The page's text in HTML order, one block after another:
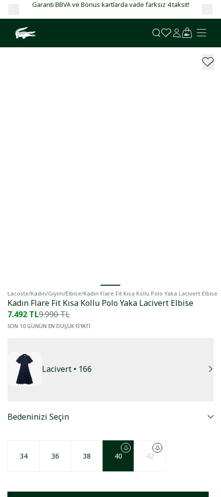
Garanti BBVA ve Bonus kartlarda vade farksız 4 taksit!
Lacoste/Kadın/Giyim/Elbise/Kadın Flare Fit Kısa Kollu Polo Yaka Lacivert Elbise
Kadın Flare Fit Kısa Kollu Polo Yaka Lacivert Elbise
7.492 TL9.990 TL
SON 10 GÜNÜN EN DÜŞÜK FİYATI
Lacivert • 166
Bedeninizi Seçin
34 36 38 40 42